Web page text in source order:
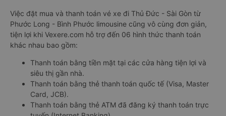
Việc đặt mua và thanh toán vé xe đi Thủ Đức - Sài Gòn từ
Phước Long - Bình Phước limousine cũng vô cùng đơn giản,
tiện lợi khi Vexere.com hỗ trợ đến 06 hình thức thanh toán
khác nhau bao gồm:
Thanh toán bằng tiền mặt tại các cửa hàng tiện lợi và
siêu thị gần nhà.
Thanh toán bằng thẻ thanh toán quốc tế (Visa, Master
Card, JCB).
Thanh toán bằng thẻ ATM đã đăng ký thanh toán trực